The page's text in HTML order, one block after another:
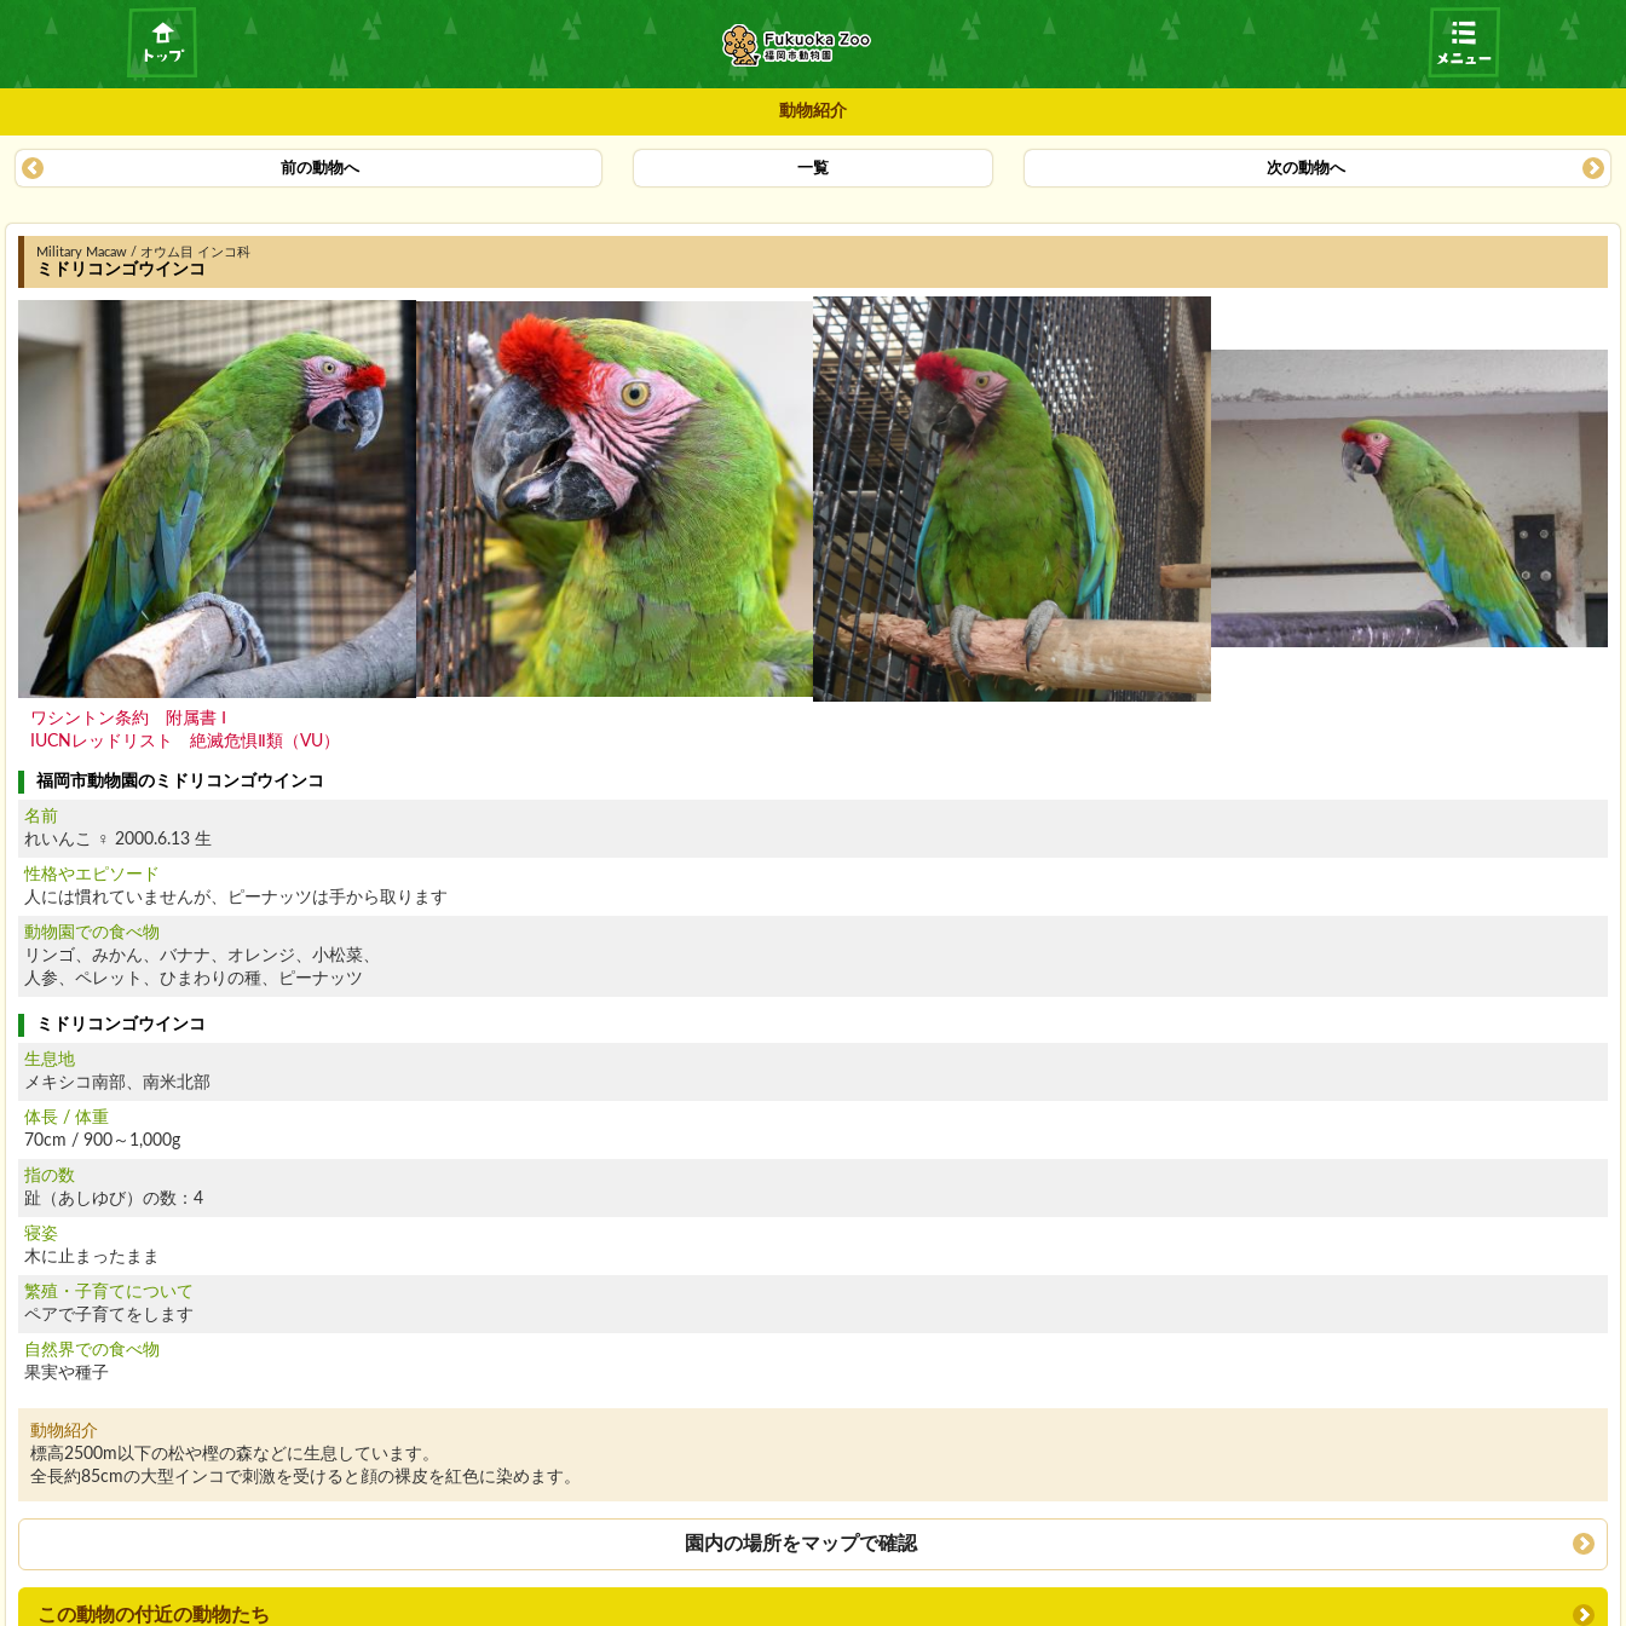
動物紹介
前の動物へ 一覧 次の動物へ
Military Macaw / オウム目 インコ科
ミドリコンゴウインコ
ワシントン条約 附属書 Ⅰ
IUCNレッドリスト 絶滅危惧Ⅱ類（VU）
福岡市動物園のミドリコンゴウインコ
名前
れいんこ ♀ 2000.6.13 生
性格やエピソード
人には慣れていませんが、ピーナッツは手から取ります
動物園での食べ物
リンゴ、みかん、バナナ、オレンジ、小松菜、
人参、ペレット、ひまわりの種、ピーナッツ
ミドリコンゴウインコ
生息地
メキシコ南部、南米北部
体長 / 体重
70cm / 900～1,000g
指の数
趾（あしゆび）の数：4
寝姿
木に止まったまま
繁殖・子育てについて
ペアで子育てをします
自然界での食べ物
果実や種子
動物紹介
標高2500m以下の松や樫の森などに生息しています。
全長約85cmの大型インコで刺激を受けると顔の裸皮を紅色に染めます。
園内の場所をマップで確認
この動物の付近の動物たち